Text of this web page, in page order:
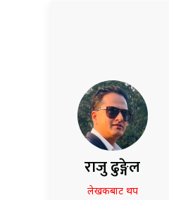
राजु ढुङ्गेल
लेखकबाट थप